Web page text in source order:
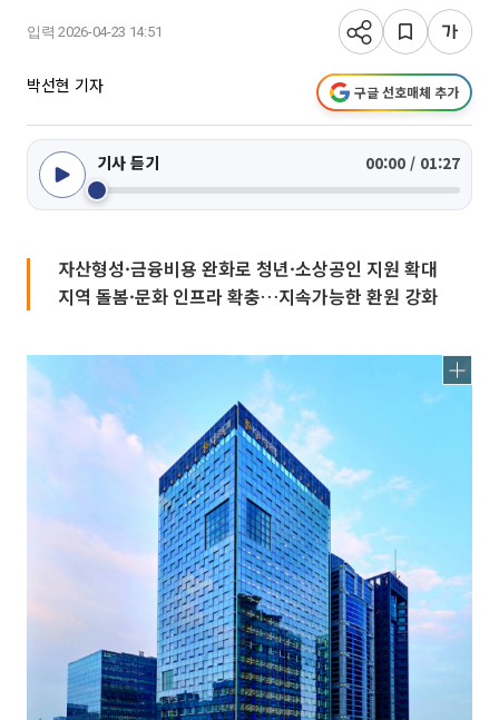
입력 2026-04-23 14:51
박선현 기자 구글 선호매체 추가
기사 듣기 00:00 / 01:27
자산형성·금융비용 완화로 청년·소상공인 지원 확대
지역 돌봄·문화 인프라 확충…지속가능한 환원 강화